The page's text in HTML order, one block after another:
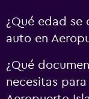
¿Qué edad se
auto en
¿Qué
necesitas